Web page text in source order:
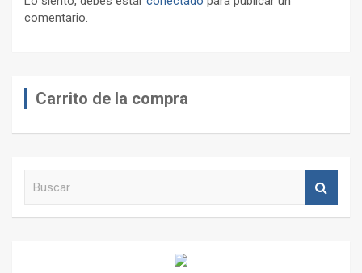
comentario.
Carrito de la compra